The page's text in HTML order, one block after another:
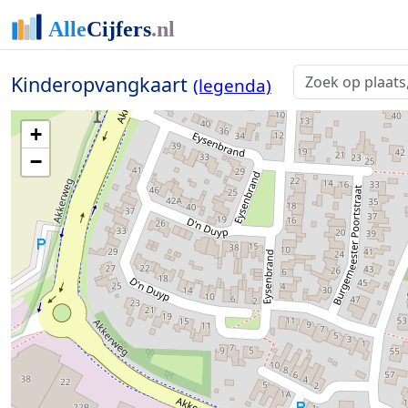
Kinderopvangkaart (legenda)
+
−